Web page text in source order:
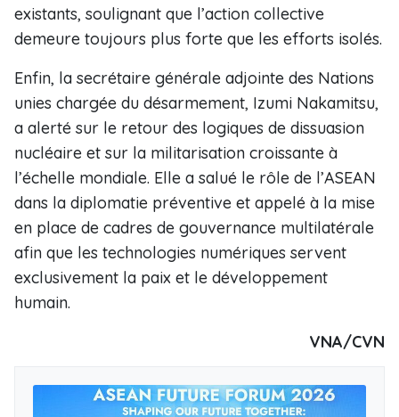
existants, soulignant que l’action collective
demeure toujours plus forte que les efforts isolés.
Enfin, la secrétaire générale adjointe des Nations
unies chargée du désarmement, Izumi Nakamitsu,
a alerté sur le retour des logiques de dissuasion
nucléaire et sur la militarisation croissante à
l’échelle mondiale. Elle a salué le rôle de l’ASEAN
dans la diplomatie préventive et appelé à la mise
en place de cadres de gouvernance multilatérale
afin que les technologies numériques servent
exclusivement la paix et le développement
humain.
VNA/CVN